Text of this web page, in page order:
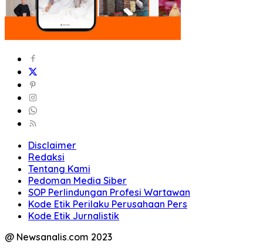
Disclaimer
Redaksi
Tentang Kami
Pedoman Media Siber
SOP Perlindungan Profesi Wartawan
Kode Etik Perilaku Perusahaan Pers
Kode Etik Jurnalistik
@ Newsanalis.com 2023